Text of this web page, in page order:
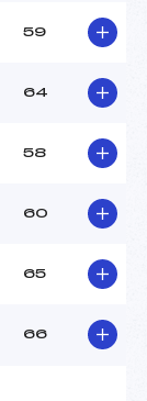
59
64
58
60
65
66